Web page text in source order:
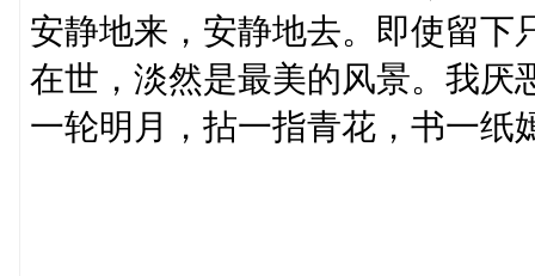
安静地来，安静地去。即使留下
在世，淡然是最美的风景。我厌
一轮明月，拈一指青花，书一纸